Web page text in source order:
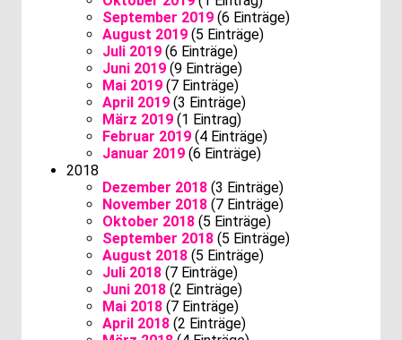
September 2019 (6 Einträge)
August 2019 (5 Einträge)
Juli 2019 (6 Einträge)
Juni 2019 (9 Einträge)
Mai 2019 (7 Einträge)
April 2019 (3 Einträge)
März 2019 (1 Eintrag)
Februar 2019 (4 Einträge)
Januar 2019 (6 Einträge)
2018
Dezember 2018 (3 Einträge)
November 2018 (7 Einträge)
Oktober 2018 (5 Einträge)
September 2018 (5 Einträge)
August 2018 (5 Einträge)
Juli 2018 (7 Einträge)
Juni 2018 (2 Einträge)
Mai 2018 (7 Einträge)
April 2018 (2 Einträge)